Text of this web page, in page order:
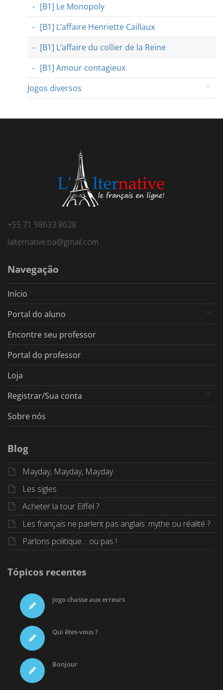
[B1] Le Monopoly
[B1] L’affaire Henriette Caillaux
[B1] L’affaire du collier de la Reine
[B1] Amour contagieux
Jogos diversos
+55 71 98633 8628
lalternative.ba@gmail.com
Navegação
Início
Portal do aluno
Encontre seu professor
Portal do professor
Loja
Registrar/Sua conta
Sobre nós
Blog
Mayday, Mayday, Mayday
Les sigles
Acheter la tour Eiffel ?
Les français ne parlent pas anglais: mythe ou réalité ?
Parlons politique… ou pas !
Tópicos recentes
Jogo chasse aux erreurs
Qui êtes-vous ?
Bonjour